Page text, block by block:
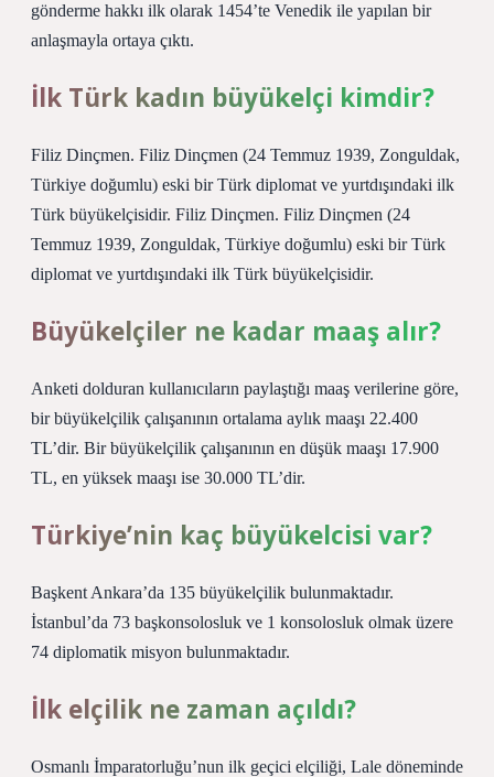
gönderme hakkı ilk olarak 1454’te Venedik ile yapılan bir
anlaşmayla ortaya çıktı.
İlk Türk kadın büyükelçi kimdir?
Filiz Dinçmen. Filiz Dinçmen (24 Temmuz 1939, Zonguldak,
Türkiye doğumlu) eski bir Türk diplomat ve yurtdışındaki ilk
Türk büyükelçisidir. Filiz Dinçmen. Filiz Dinçmen (24
Temmuz 1939, Zonguldak, Türkiye doğumlu) eski bir Türk
diplomat ve yurtdışındaki ilk Türk büyükelçisidir.
Büyükelçiler ne kadar maaş alır?
Anketi dolduran kullanıcıların paylaştığı maaş verilerine göre,
bir büyükelçilik çalışanının ortalama aylık maaşı 22.400
TL’dir. Bir büyükelçilik çalışanının en düşük maaşı 17.900
TL, en yüksek maaşı ise 30.000 TL’dir.
Türkiye’nin kaç büyükelcisi var?
Başkent Ankara’da 135 büyükelçilik bulunmaktadır.
İstanbul’da 73 başkonsolosluk ve 1 konsolosluk olmak üzere
74 diplomatik misyon bulunmaktadır.
İlk elçilik ne zaman açıldı?
Osmanlı İmparatorluğu’nun ilk geçici elçiliği, Lale döneminde